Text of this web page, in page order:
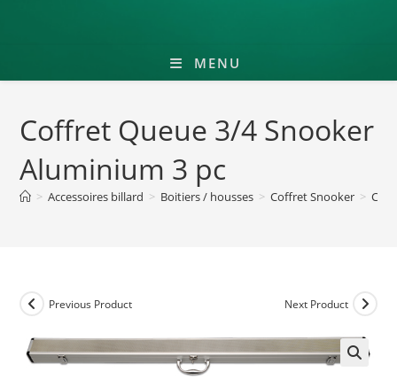
MENU
Coffret Queue 3/4 Snooker
Aluminium 3 pc
> Accessoires billard > Boitiers / housses > Coffret Snooker >
Previous Product Next Product